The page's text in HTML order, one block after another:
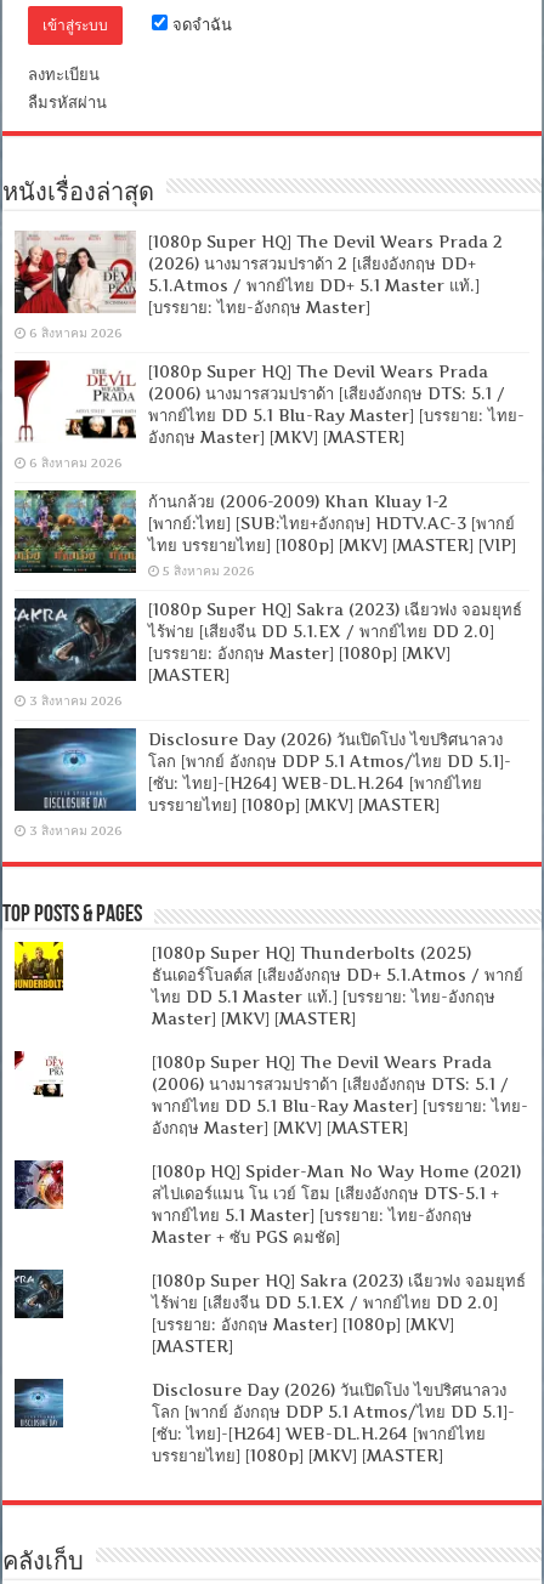
(web-
[พากย์
[MASTER]
จดจำฉัน
ลงทะเบียน
ลืมรหัสผ่าน
หนังเรื่องล่าสุด
[1080p Super HQ] The Devil Wears Prada 2
(2026) นางมารสวมปราด้า 2 [เสียงอังกฤษ DD+
5.1.Atmos / พากย์ไทย DD+ 5.1 Master แท้.]
[บรรยาย: ไทย-อังกฤษ Master]
6 สิงหาคม 2026
[1080p Super HQ] The Devil Wears Prada
(2006) นางมารสวมปราด้า [เสียงอังกฤษ DTS: 5.1 /
พากย์ไทย DD 5.1 Blu-Ray Master] [บรรยาย: ไทย-
อังกฤษ Master] [MKV] [MASTER]
6 สิงหาคม 2026
ก้านกล้วย (2006-2009) Khan Kluay 1-2
[พากย์:ไทย] [SUB:ไทย+อังกฤษ] HDTV.AC-3 [พากย์
ไทย บรรยายไทย] [1080p] [MKV] [MASTER] [VIP]
5 สิงหาคม 2026
[1080p Super HQ] Sakra (2023) เฉียวฟง จอมยุทธ์
ไร้พ่าย [เสียงจีน DD 5.1.EX / พากย์ไทย DD 2.0]
[บรรยาย: อังกฤษ Master] [1080p] [MKV]
[MASTER]
3 สิงหาคม 2026
Disclosure Day (2026) วันเปิดโปง ไขปริศนาลวง
โลก [พากย์ อังกฤษ DDP 5.1 Atmos/ไทย DD 5.1]-
[ซับ: ไทย]-[H264] WEB-DL.H.264 [พากย์ไทย
บรรยายไทย] [1080p] [MKV] [MASTER]
3 สิงหาคม 2026
Top Posts & Pages
[1080p Super HQ] Thunderbolts (2025)
ธันเดอร์โบลต์ส [เสียงอังกฤษ DD+ 5.1.Atmos / พากย์
ไทย DD 5.1 Master แท้.] [บรรยาย: ไทย-อังกฤษ
Master] [MKV] [MASTER]
[1080p Super HQ] The Devil Wears Prada
(2006) นางมารสวมปราด้า [เสียงอังกฤษ DTS: 5.1 /
พากย์ไทย DD 5.1 Blu-Ray Master] [บรรยาย: ไทย-
อังกฤษ Master] [MKV] [MASTER]
[1080p HQ] Spider-Man No Way Home (2021)
สไปเดอร์แมน โน เวย์ โฮม [เสียงอังกฤษ DTS-5.1 +
พากย์ไทย 5.1 Master] [บรรยาย: ไทย-อังกฤษ
Master + ซับ PGS คมชัด]
[1080p Super HQ] Sakra (2023) เฉียวฟง จอมยุทธ์
ไร้พ่าย [เสียงจีน DD 5.1.EX / พากย์ไทย DD 2.0]
[บรรยาย: อังกฤษ Master] [1080p] [MKV]
[MASTER]
Disclosure Day (2026) วันเปิดโปง ไขปริศนาลวง
โลก [พากย์ อังกฤษ DDP 5.1 Atmos/ไทย DD 5.1]-
[ซับ: ไทย]-[H264] WEB-DL.H.264 [พากย์ไทย
บรรยายไทย] [1080p] [MKV] [MASTER]
คลังเก็บ